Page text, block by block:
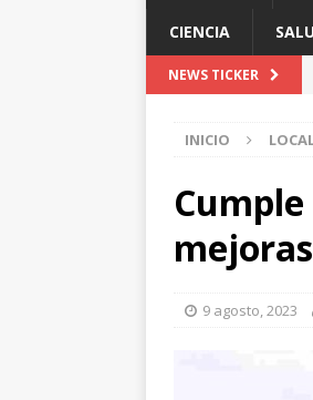
CIENCIA
NEWS TICKER
INICIO
9 agosto, 2023